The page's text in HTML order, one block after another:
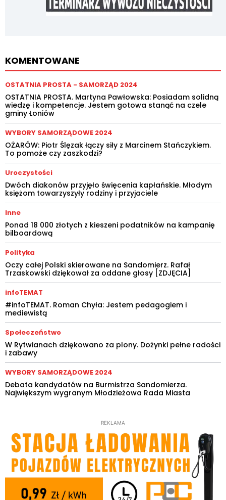
KOMENTOWANE
OSTATNIA PROSTA - SAMORZĄD 2024
OSTATNIA PROSTA. Martyna Pawłowska: Posiadam solidną
wiedzę i kompetencje. Jestem gotowa stanąć na czele
gminy Łoniów
WYBORY SAMORZĄDOWE 2024
OŻARÓW: Piotr Ślęzak łączy siły z Marcinem Stańczykiem.
To pomoże czy zaszkodzi?
Uroczystości
Dwóch diakonów przyjęło święcenia kapłańskie. Młodym
księżom towarzyszyły rodziny i przyjaciele
Inne
Ponad 18 000 złotych z kieszeni podatników na kampanię
bilboardową
Polityka
Oczy całej Polski skierowane na Sandomierz. Rafał
Trzaskowski dziękował za oddane głosy [ZDJĘCIA]
infoTEMAT
#infoTEMAT. Roman Chyła: Jestem pedagogiem i
mediewistą
Społeczeństwo
W Rytwianach dziękowano za plony. Dożynki pełne radości
i zabawy
WYBORY SAMORZĄDOWE 2024
Debata kandydatów na Burmistrza Sandomierza.
Największym wygranym Młodzieżowa Rada Miasta
REKLAMA